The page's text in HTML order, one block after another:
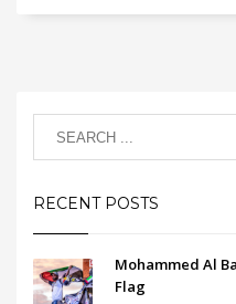
RECENT POSTS
Mohammed Al
Flag